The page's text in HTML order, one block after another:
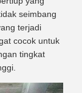
seimbang
terjadi
cocok untuk
tingkat